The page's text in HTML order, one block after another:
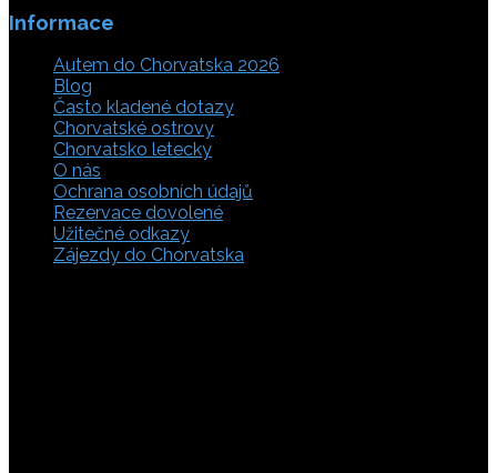
Informace
Autem do Chorvatska 2026
Blog
Často kladené dotazy
Chorvatské ostrovy
Chorvatsko letecky
O nás
Ochrana osobních údajů
Rezervace dovolené
Užitečné odkazy
Zájezdy do Chorvatska